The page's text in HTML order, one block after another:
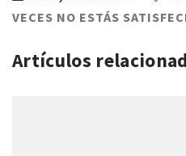
VECES NO ESTÁS
Artículos